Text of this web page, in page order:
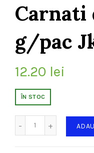
Carnati
g/pac
12.20 lei
ÎN STOC